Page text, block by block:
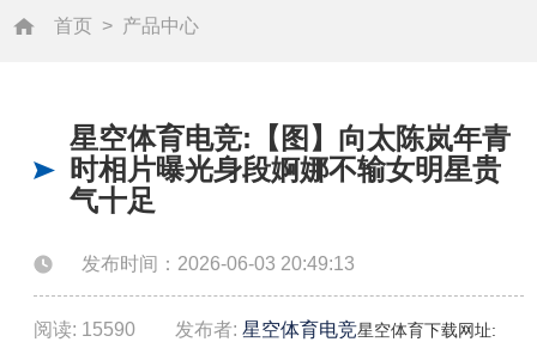
首页 > 产品中心
星空体育电竞:【图】向太陈岚年青
时相片曝光身段婀娜不输女明星贵
气十足
发布时间：2026-06-03 20:49:13
阅读: 15590 发布者: 星空体育电竞星空体育下载网址: